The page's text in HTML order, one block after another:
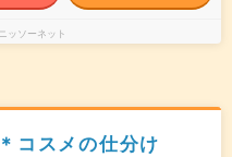
ッソーネット
コスメの仕分け